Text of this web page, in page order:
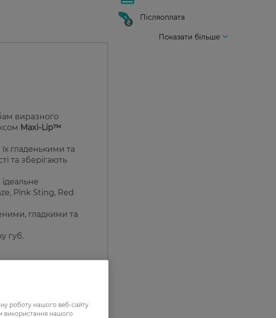
виразного
Maxi-Lip™
гладенькими та
та зберігають
Pink Sting, Red
гладкими та
губ.
Післяоплата
Показати більше
роботу нашого веб-сайту
використання нашого